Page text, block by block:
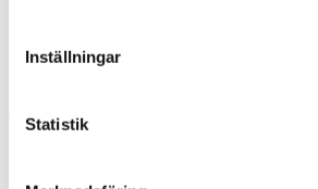
Inställningar
Statistik